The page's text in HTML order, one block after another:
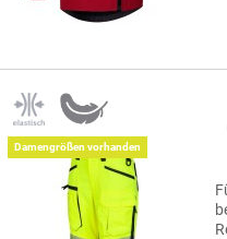
Damengrößen vorhanden